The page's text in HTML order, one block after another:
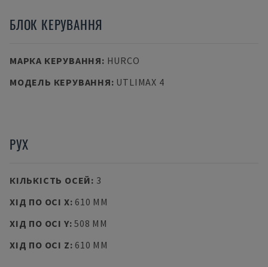
БЛОК КЕРУВАННЯ
МАРКА КЕРУВАННЯ: HURCO
МОДЕЛЬ КЕРУВАННЯ: UTLIMAX 4
РУХ
КІЛЬКІСТЬ ОСЕЙ: 3
ХІД ПО ОСІ X: 610 MM
ХІД ПО ОСІ Y:508 MM
ХІД ПО ОСІ Z: 610 MM